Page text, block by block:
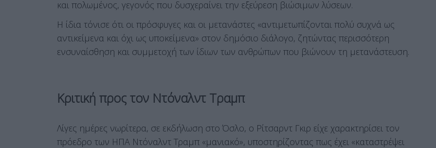
και πολωμένος, γεγονός που δυσχεραίνει την εξεύρεση βιώσιμων λύσεων.
Η ίδια τόνισε ότι οι πρόσφυγες και οι μετανάστες «αντιμετωπίζονται πολύ συχνά ως
αντικείμενα και όχι ως υποκείμενα» στον δημόσιο διάλογο, ζητώντας περισσότερη
ενσυναίσθηση και συμμετοχή των ίδιων των ανθρώπων που βιώνουν τη μετανάστευση.
Κριτική προς τον Ντόναλντ Τραμπ
Λίγες ημέρες νωρίτερα, σε εκδήλωση στο Όσλο, ο Ρίτσαρντ Γκιρ είχε χαρακτηρίσει τον
πρόεδρο των ΗΠΑ Ντόναλντ Τραμπ «μανιακό», υποστηρίζοντας πως έχει «καταστρέψει